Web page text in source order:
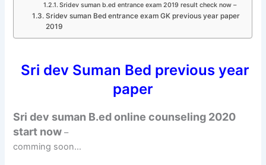
Sridev suman b.ed entrance exam 2019 result check now –
Sridev suman Bed entrance exam GK previous year paper
2019
Sri dev Suman Bed previous year
paper
Sri dev suman B.ed online counseling 2020
start now –
comming soon…